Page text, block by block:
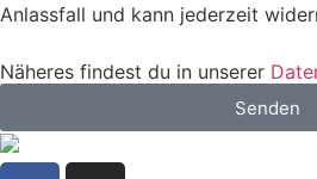
Anlassfall und kann jederzeit
Näheres findest du in unserer
Senden